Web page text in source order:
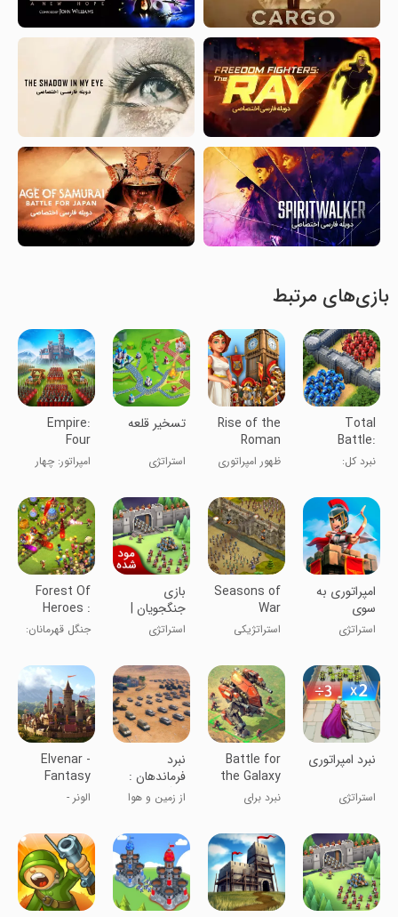
بازی‌های مرتبط
Total
Battle:
Strategy
Games
نبرد کل:
Rise of the
Roman
Empire:
Rome
ظهور امپراتوری
تسخیر قلعه
استراتژی
Empire:
Four
Kingdoms
امپراتور: چهار
امپراتوری به
سوی
پیشرفت
استراتژی
Seasons of
War
استراتژیکی
بازی
جنگجویان |
نسخه مود
شده
استراتژی
Forest Of
Heroes :
Clash Of
Hero
جنگل قهرمانان:
قهرمانان
‏‏‏‏‏‏‏‏‏نبرد امپراتوری
استراتژی
Battle for
the Galaxy
نبرد برای
‏‏‏نبرد
فرماندهان :
جنگ اتحاد ها
از زمین و هوا
Elvenar -
Fantasy
Kingdom
الونر -
خیالى